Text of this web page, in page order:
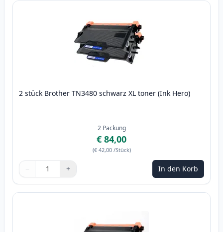
2 stück Brother TN3480 schwarz XL toner (Ink Hero)
2 Packung
€ 84,00
(€ 42,00 /Stück)
Menge
Verwenden Sie die Tasten, um anzupassen
− +
Menge 1 In den Korb